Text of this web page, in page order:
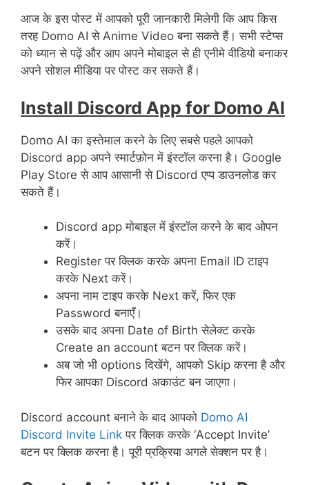
आज के इस पोस्ट में आपको पूरी जानकारी मिलेगी कि आप किस
तरह Domo AI से Anime Video बना सकते हैं। सभी स्टेप्स
को ध्यान से पढ़ें और आप अपने मोबाइल से ही एनीमे वीडियो बनाकर
अपने सोशल मीडिया पर पोस्ट कर सकते हैं।
Install Discord App for Domo AI
Domo AI का इस्तेमाल करने के लिए सबसे पहले आपको
Discord app अपने स्मार्टफ़ोन में इंस्टॉल करना है। Google
Play Store से आप आसानी से Discord एप्प डाउनलोड कर
सकते हैं।
Discord app मोबाइल में इंस्टॉल करने के बाद ओपन
करें।
Register पर क्लिक करके अपना Email ID टाइप
करके Next करें।
अपना नाम टाइप करके Next करें, फिर एक
Password बनाएँ।
उसके बाद अपना Date of Birth सेलेक्ट करके
Create an account बटन पर क्लिक करें।
अब जो भी options दिखेंगे, आपको Skip करना है और
फिर आपका Discord अकाउंट बन जाएगा।
Discord account बनाने के बाद आपको Domo AI
Discord Invite Link पर क्लिक करके ‘Accept Invite’
बटन पर क्लिक करना है। पूरी प्रक्रिया अगले सेक्शन पर है।